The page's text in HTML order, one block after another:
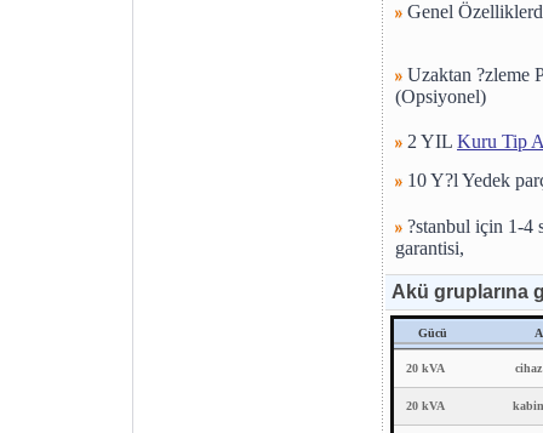
Genel
Uzaktan ?zleme
(Opsiyonel)
2 YIL Kuru Tip
10 Y?l Yedek
?stanbul için 1-4
garantisi,
Akü gruplarına
Gücü
20 kVA
20 kVA